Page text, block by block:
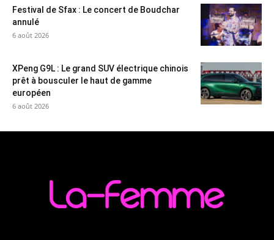
Festival de Sfax : Le concert de Boudchar
annulé
6 août 2026
XPeng G9L : Le grand SUV électrique chinois
prêt à bousculer le haut de gamme
européen
6 août 2026